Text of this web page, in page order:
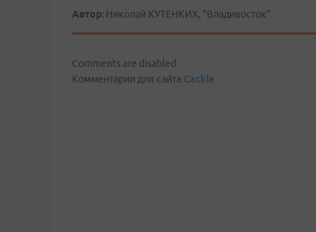
Автор: Николай КУТЕНКИХ, "Владивосток"
Comments are disabled
Комментарии для сайта Cackle